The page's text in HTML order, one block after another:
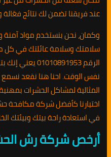
عند فريقنا تضمن لك نتائج
وكمان، نحن بنستخدم مواد
سلامتك وسلامة عائلتك في كل
الرقم
نفس الوقت. احنا هنا نقعد نسمع
المثالية لمشاكل الحشرات
اختيارنا كأفضل شركة مكافحة
في استعادة راحة بيتك وبيئتك
أرخص شركة رش